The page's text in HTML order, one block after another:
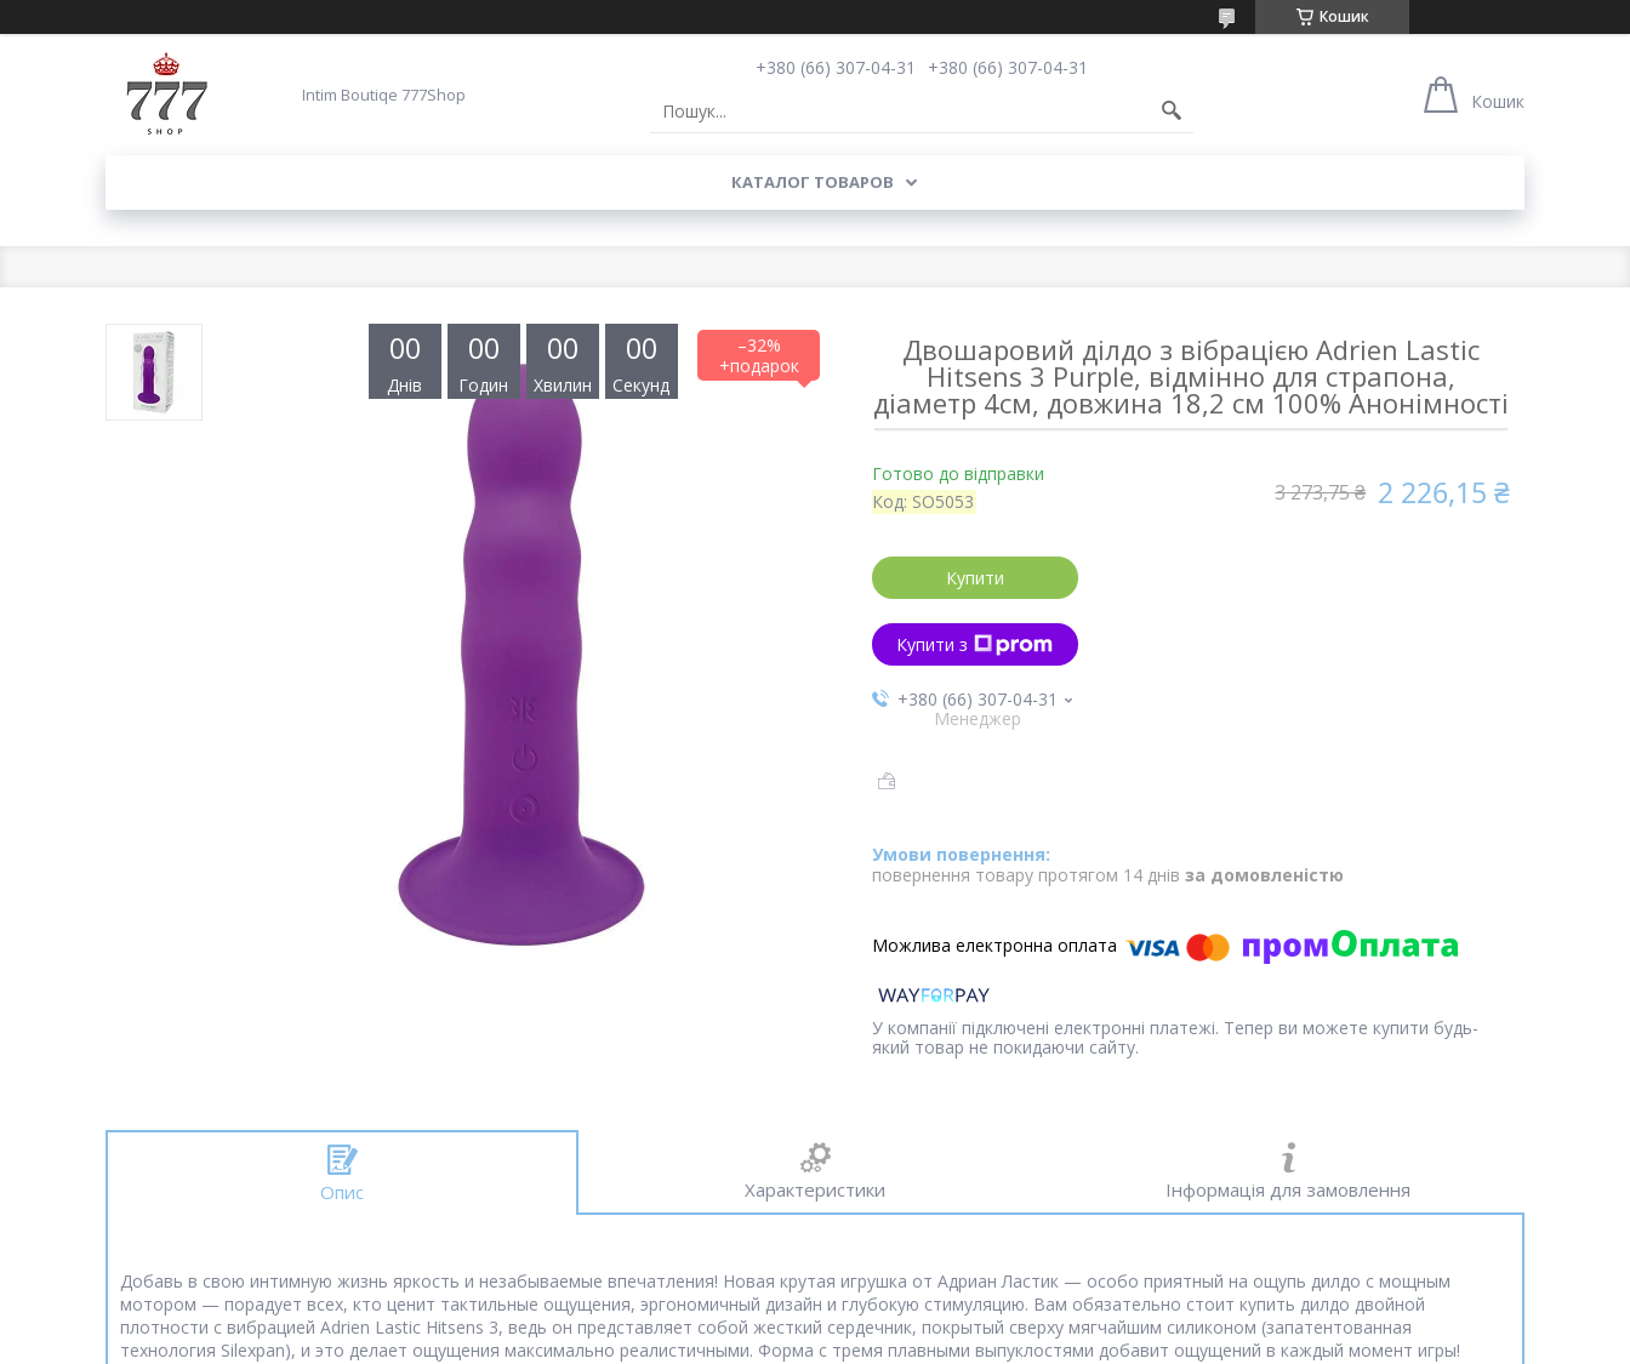
Кошик
Intim Boutiqe 777Shop
+380 (66) 307-04-31
+380 (66) 307-04-31
Кошик
КАТАЛОГ ТОВАРОВ
–32%
00
Днів
00
Годин
00
Хвилин
00
Секунд
Двошаровий ділдо з вібрацією Adrien Lastic
Hitsens 3 Purple, відмінно для страпона,
діаметр 4см, довжина 18,2 см 100% Анонімності
Готово до відправки
Код: SO5053 3 273,75 ₴ 2 226,15 ₴
Купити
Купити з
+380 (66) 307-04-31
Менеджер
повернення товару протягом 14 днів за домовленістю
У компанії підключені електронні платежі. Тепер ви можете купити будь-
який товар не покидаючи сайту.
Опис Характеристики Інформація для замовлення
Добавь в свою интимную жизнь яркость и незабываемые впечатления! Новая крутая игрушка от Адриан Ластик — особо приятный на ощупь дилдо с мощным
мотором — порадует всех, кто ценит тактильные ощущения, эргономичный дизайн и глубокую стимуляцию. Вам обязательно стоит купить дилдо двойной
плотности с вибрацией Adrien Lastic Hitsens 3, ведь он представляет собой жесткий сердечник, покрытый сверху мягчайшим силиконом (запатентованная
технология Silexpan), и это делает ощущения максимально реалистичными. Форма с тремя плавными выпуклостями добавит ощущений в каждый момент игры!